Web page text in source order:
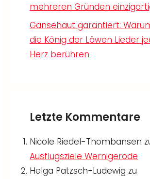
mehreren Gründen
Gänsehaut garantiert:
die König der Löwen Lieder
Herz berühren
Letzte Kommentare
Nicole Riedel-Thombansen
Ausflugsziele Wernigerode
Helga Patzsch-Ludewig zu